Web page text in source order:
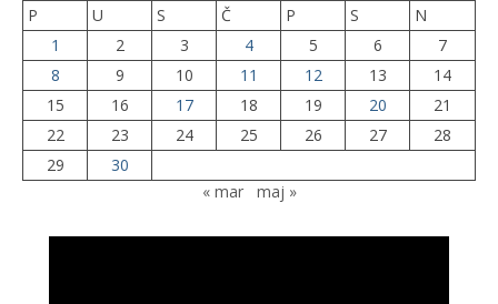
P
U S Č P S
N
1
2 3 4 5 6
7
8
9 10 11 12 13
14
15
16 17 18 19 20
21
22
23 24 25 26 27
28
29
30
« mar
maj »